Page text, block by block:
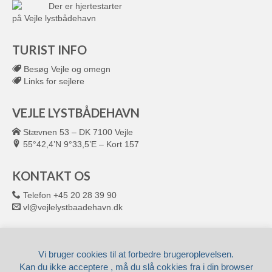
Der er hjertestarter
på Vejle lystbådehavn
TURIST INFO
Besøg Vejle og omegn
Links for sejlere
VEJLE LYSTBÅDEHAVN
Stævnen 53 – DK 7100 Vejle
55°42,4’N 9°33,5’E – Kort 157
KONTAKT OS
Telefon +45 20 28 39 90
vl@vejlelystbaadehavn.dk
Leveret afFronto.dk
Vi bruger cookies til at forbedre brugeroplevelsen.
Kan du ikke acceptere , må du slå cokkies fra i din browser